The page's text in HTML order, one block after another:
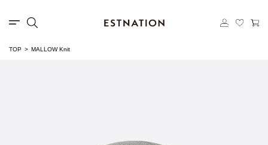
TOP MALLOW Knit